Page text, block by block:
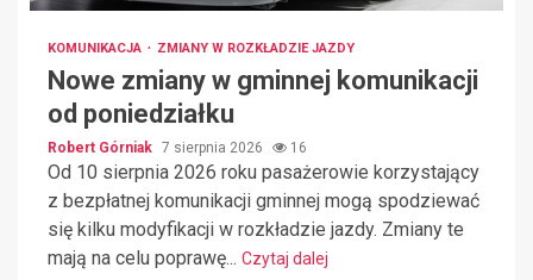
KOMUNIKACJA ZMIANY W ROZKŁADZIE JAZDY
Nowe zmiany w gminnej komunikacji
od poniedziałku
Robert Górniak 7 sierpnia 2026 16
Od 10 sierpnia 2026 roku pasażerowie korzystający
z bezpłatnej komunikacji gminnej mogą spodziewać
się kilku modyfikacji w rozkładzie jazdy. Zmiany te
mają na celu poprawę... Czytaj dalej